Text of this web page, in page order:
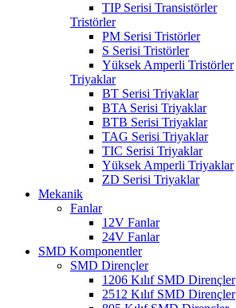
TIP Serisi Transistörler
Tristörler
PM Serisi Tristörler
S Serisi Tristörler
Yüksek Amperli Tristörler
Triyaklar
BT Serisi Triyaklar
BTA Serisi Triyaklar
BTB Serisi Triyaklar
TAG Serisi Triyaklar
TIC Serisi Triyaklar
Yüksek Amperli Triyaklar
ZD Serisi Triyaklar
Mekanik
Fanlar
12V Fanlar
24V Fanlar
SMD Komponentler
SMD Dirençler
1206 Kılıf SMD Dirençler
2512 Kılıf SMD Dirençler